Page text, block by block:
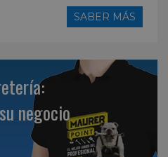
SABER MÁS
negocio